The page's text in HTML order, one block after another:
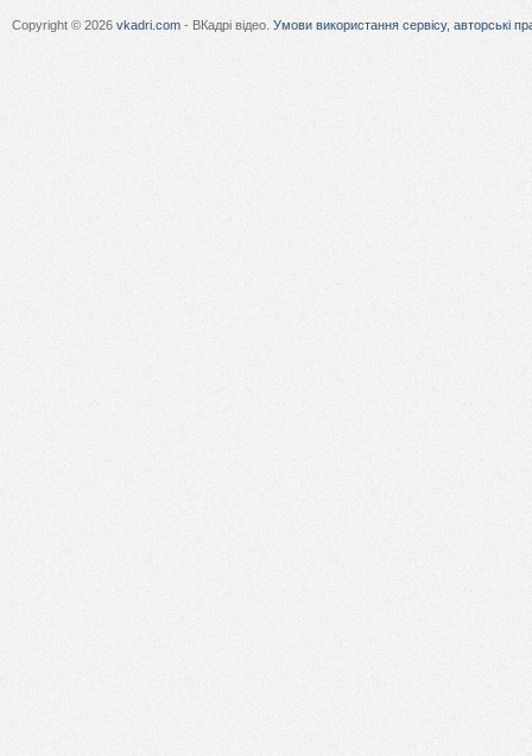
Copyright © 2026 vkadri.com - ВКадрі відео. Умови використання сервісу, авторські